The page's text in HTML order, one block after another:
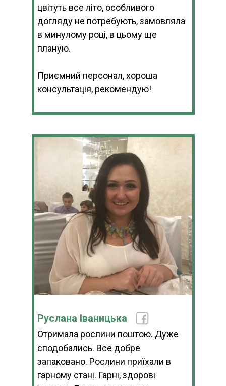
цвітуть все літо, особливого
догляду не потребують, замовляла
в минулому році, в цьому ще
планую.
Приємний персонал, хороша
консультація, рекомендую!
Руслана Іваницька
Отримала рослини поштою. Дуже
сподобались. Все добре
запаковано. Рослини приїхали в
гарному стані. Гарні, здорові